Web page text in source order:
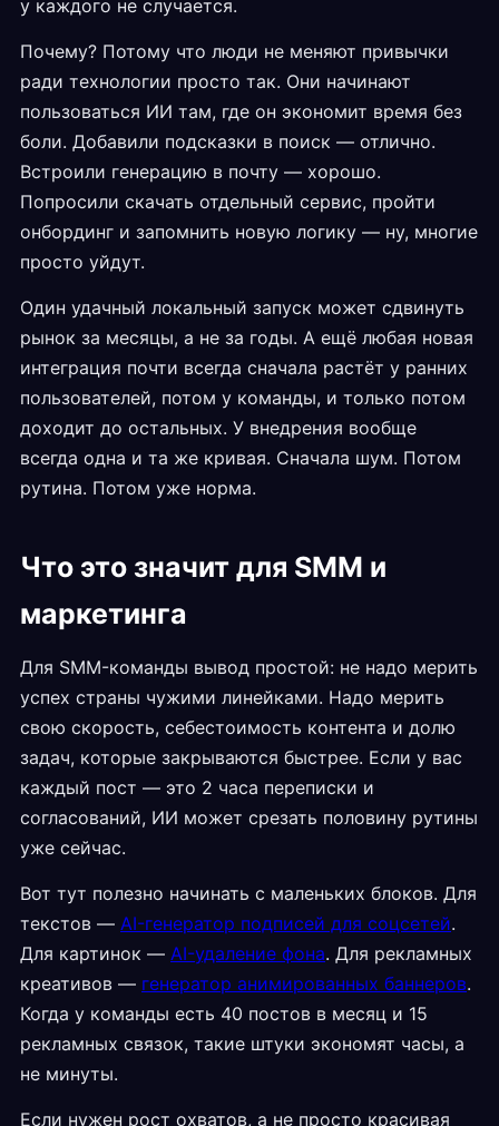
у каждого не случается.
Почему? Потому что люди не меняют привычки
ради технологии просто так. Они начинают
пользоваться ИИ там, где он экономит время без
боли. Добавили подсказки в поиск — отлично.
Встроили генерацию в почту — хорошо.
Попросили скачать отдельный сервис, пройти
онбординг и запомнить новую логику — ну, многие
просто уйдут.
Один удачный локальный запуск может сдвинуть
рынок за месяцы, а не за годы. А ещё любая новая
интеграция почти всегда сначала растёт у ранних
пользователей, потом у команды, и только потом
доходит до остальных. У внедрения вообще
всегда одна и та же кривая. Сначала шум. Потом
рутина. Потом уже норма.
Что это значит для SMM и
маркетинга
Для SMM-команды вывод простой: не надо мерить
успех страны чужими линейками. Надо мерить
свою скорость, себестоимость контента и долю
задач, которые закрываются быстрее. Если у вас
каждый пост — это 2 часа переписки и
согласований, ИИ может срезать половину рутины
уже сейчас.
Вот тут полезно начинать с маленьких блоков. Для
текстов — AI-генератор подписей для соцсетей.
Для картинок — AI-удаление фона. Для рекламных
креативов — генератор анимированных баннеров.
Когда у команды есть 40 постов в месяц и 15
рекламных связок, такие штуки экономят часы, а
не минуты.
Если нужен рост охватов, а не просто красивая